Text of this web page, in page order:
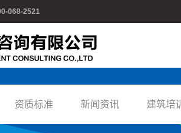
068-2521
资质标准 新闻资讯 建筑培训